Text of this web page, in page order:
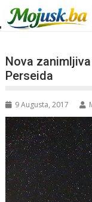
Nova
Perseida
9 Augusta, 2017